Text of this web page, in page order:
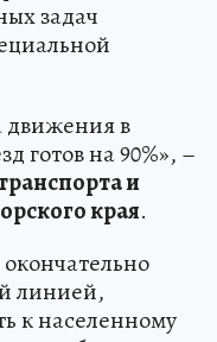
задач
движения в
готов на 90%», –
и
края.
линией,
к населенному